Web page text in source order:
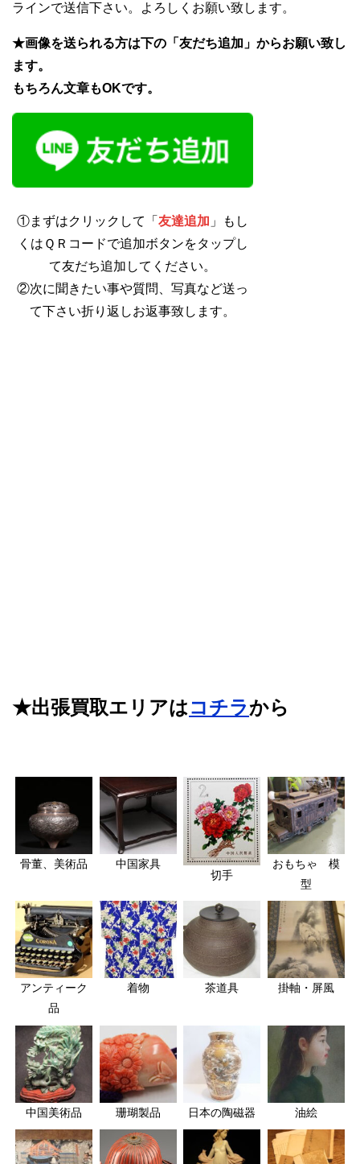
ラインで送信下さい。よろしくお願い致します。
★画像を送られる方は下の「友だち追加」からお願い致し
ます。
もちろん文章もOKです。
①まずはクリックして「 友達追加 」もし
くはＱＲコードで追加ボタンをタップし
て友だち追加してください。
②次に聞きたい事や質問、写真など送っ
て下さい折り返しお返事致します。
★出張買取エリアはコチラから
骨董、美術品
中国家具
切手
おもちゃ 模
型
アンティーク
品
着物 茶道具 掛軸・屏風
中国美術品 珊瑚製品 日本の陶磁器 油絵